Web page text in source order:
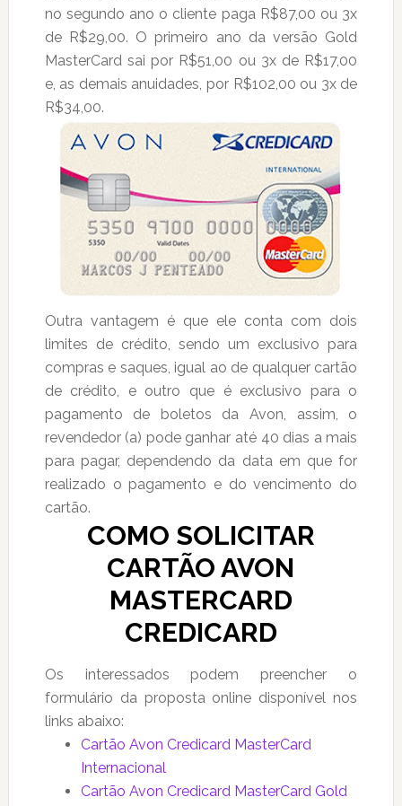
no segundo ano o cliente paga R$87,00 ou 3x
de R$29,00. O primeiro ano da versão Gold
MasterCard sai por R$51,00 ou 3x de R$17,00
e, as demais anuidades, por R$102,00 ou 3x de
R$34,00.
Outra vantagem é que ele conta com dois
limites de crédito, sendo um exclusivo para
compras e saques, igual ao de qualquer cartão
de crédito, e outro que é exclusivo para o
pagamento de boletos da Avon, assim, o
revendedor (a) pode ganhar até 40 dias a mais
para pagar, dependendo da data em que for
realizado o pagamento e do vencimento do
cartão.
COMO SOLICITAR
CARTÃO AVON
MASTERCARD
CREDICARD
Os interessados podem preencher o
formulário da proposta online disponível nos
links abaixo:
Cartão Avon Credicard MasterCard
Internacional
Cartão Avon Credicard MasterCard Gold